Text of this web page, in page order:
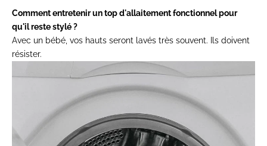
Comment entretenir un top d'allaitement fonctionnel pour
qu'il reste stylé ?
Avec un bébé, vos hauts seront lavés très souvent. Ils doivent
résister.